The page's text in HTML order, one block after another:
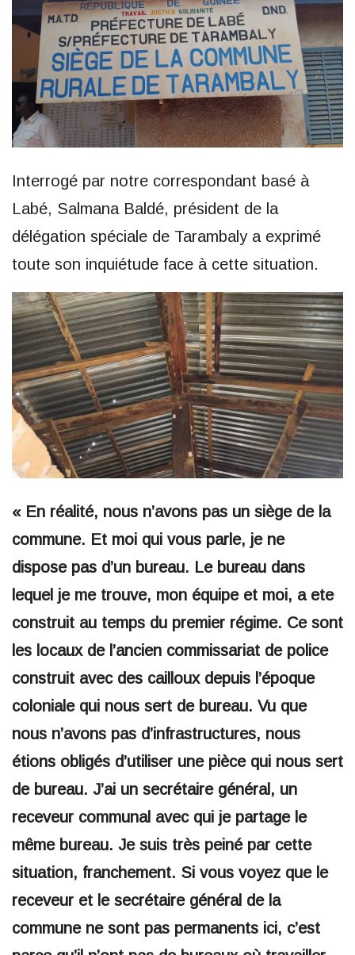
Interrogé par notre correspondant basé à
Labé, Salmana Baldé, président de la
délégation spéciale de Tarambaly a exprimé
toute son inquiétude face à cette situation.
« En réalité, nous n’avons pas un siège de la
commune. Et moi qui vous parle, je ne
dispose pas d’un bureau. Le bureau dans
lequel je me trouve, mon équipe et moi, a ete
construit au temps du premier régime. Ce sont
les locaux de l’ancien commissariat de police
construit avec des cailloux depuis l’époque
coloniale qui nous sert de bureau. Vu que
nous n’avons pas d’infrastructures, nous
étions obligés d’utiliser une pièce qui nous sert
de bureau. J’ai un secrétaire général, un
receveur communal avec qui je partage le
même bureau. Je suis très peiné par cette
situation, franchement. Si vous voyez que le
receveur et le secrétaire général de la
commune ne sont pas permanents ici, c’est